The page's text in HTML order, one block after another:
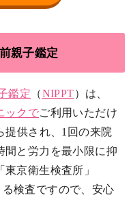
親子鑑定
鑑定 （NIPPT）は、
ックでご利用いただけ
提供され、1回の来院
間と労力を最小限に抑
京衛生検査所」
る検査ですので、安心